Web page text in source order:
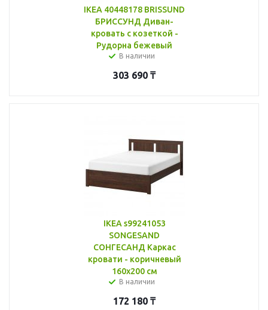
IKEA 40448178 BRISSUND
БРИССУНД Диван-
кровать с козеткой -
Рудорна бежевый
В наличии
303 690 ₸
IKEA s99241053
SONGESAND
СОНГЕСАНД Каркас
кровати - коричневый
160x200 см
В наличии
172 180 ₸